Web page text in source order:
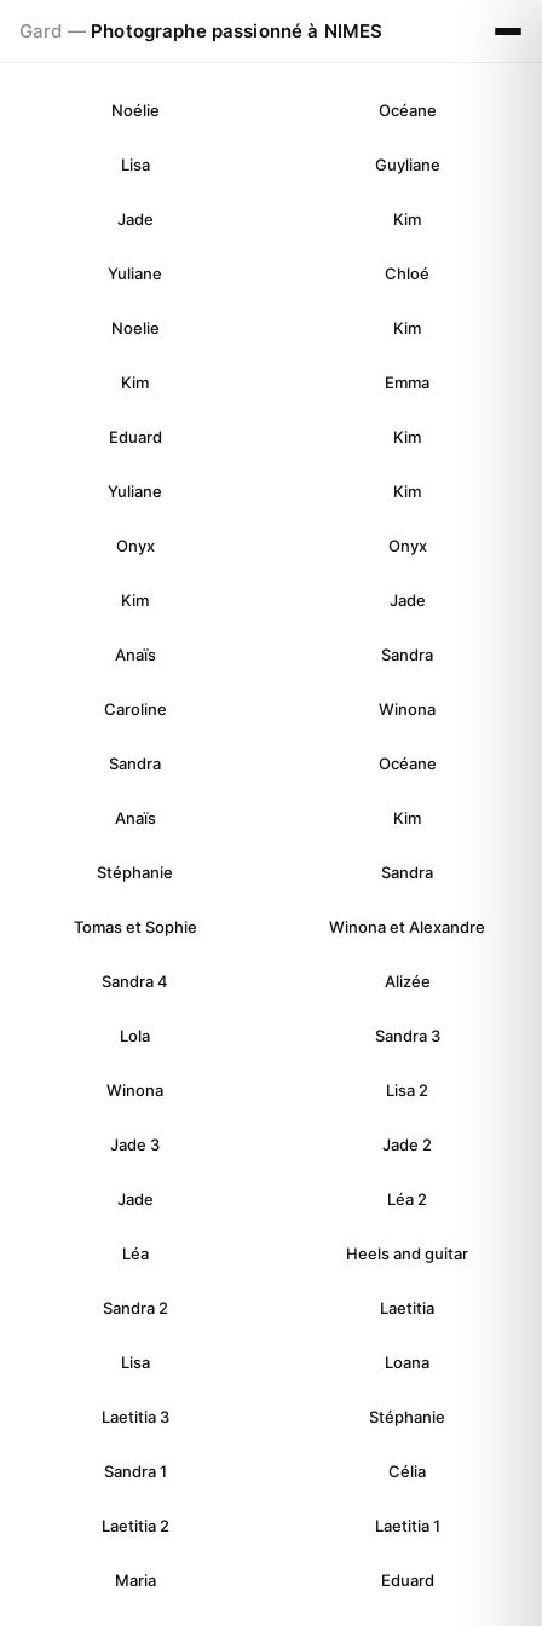
Gard — Photographe passionné à NIMES
Noélie Océane
Lisa Guyliane
Jade Kim
Yuliane Chloé
Noelie Kim
Kim Emma
Eduard Kim
Yuliane Kim
Onyx Onyx
Kim Jade
Anaïs Sandra
Caroline Winona
Sandra Océane
Anaïs Kim
Stéphanie Sandra
Tomas et Sophie Winona et Alexandre
Sandra 4 Alizée
Lola Sandra 3
Winona Lisa 2
Jade 3 Jade 2
Jade Léa 2
Léa Heels and guitar
Sandra 2 Laetitia
Lisa Loana
Laetitia 3 Stéphanie
Sandra 1 Célia
Laetitia 2 Laetitia 1
Maria Eduard